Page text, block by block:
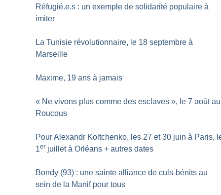
Réfugié.e.s : un exemple de solidarité populaire à
imiter
La Tunisie révolutionnaire, le 18 septembre à
Marseille
Maxime, 19 ans à jamais
« Ne vivons plus comme des esclaves », le 7 août au
Roucous
Pour Alexandr Koltchenko, les 27 et 30 juin à Paris,
1er juillet à Orléans + autres dates
Bondy (93) : une sainte alliance de culs-bénits au
sein de la Manif pour tous